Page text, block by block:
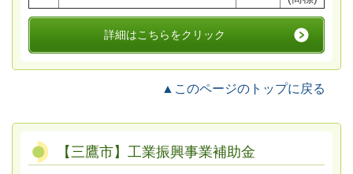
詳細はこちらをクリック
▲このページのトップに戻る
【三鷹市】工業振興事業補助金